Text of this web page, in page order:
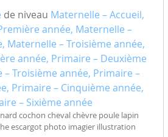
de niveau Maternelle – Accueil,
année, Maternelle –
Maternelle – Troisième année,
année, Primaire – Deuxième
Troisième année, Primaire –
Primaire – Cinquième année,
– Sixième année
cochon cheval chèvre poule lapin
escargot photo imagier illustration